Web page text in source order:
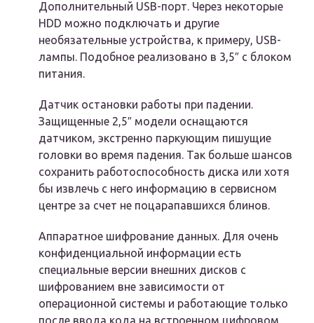
Дополнительный USB-порт. Через некоторые
HDD можно подключать и другие
необязательные устройства, к примеру, USB-
лампы. Подобное реализовано в 3,5″ с блоком
питания.
Датчик остановки работы при падении.
Защищенные 2,5″ модели оснащаются
датчиком, экстренно паркующим пишущие
головки во время падения. Так больше шансов
сохранить работоспособность диска или хотя
бы извлечь с него информацию в сервисном
центре за счет не поцарапавшихся блинов.
Аппаратное шифрование данных. Для очень
конфиденциальной информации есть
специальные версии внешних дисков с
шифрованием вне зависимости от
операционной системы и работающие только